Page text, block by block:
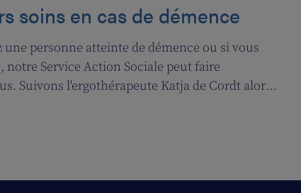
soins en cas de démence
une personne atteinte de démence ou si vous
notre Service Action Sociale peut faire
Suivons l'ergothérapeute Katja de Cordt alors